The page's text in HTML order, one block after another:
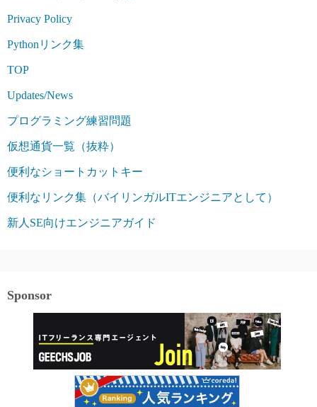
Privacy Policy
Pythonリンク集
TOP
Updates/News
プログラミング練習問題
仮想通貨一覧（抜粋）
便利なショートカットキー
便利なリンク集（バイリンガルITエンジニアとして）
新人SE向けエンジニアガイド
Sponsor